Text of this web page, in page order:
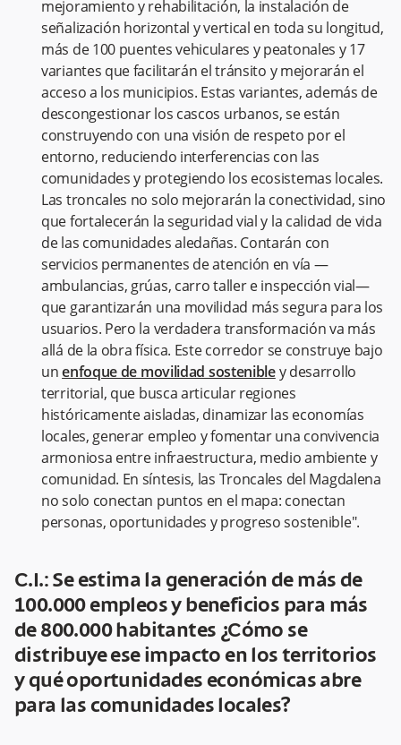
mejoramiento y rehabilitación, la instalación de
señalización horizontal y vertical en toda su longitud,
más de 100 puentes vehiculares y peatonales y 17
variantes que facilitarán el tránsito y mejorarán el
acceso a los municipios. Estas variantes, además de
descongestionar los cascos urbanos, se están
construyendo con una visión de respeto por el
entorno, reduciendo interferencias con las
comunidades y protegiendo los ecosistemas locales.
Las troncales no solo mejorarán la conectividad, sino
que fortalecerán la seguridad vial y la calidad de vida
de las comunidades aledañas. Contarán con
servicios permanentes de atención en vía —
ambulancias, grúas, carro taller e inspección vial—
que garantizarán una movilidad más segura para los
usuarios. Pero la verdadera transformación va más
allá de la obra física. Este corredor se construye bajo
unenfoque de movilidad sostenibley desarrollo
territorial, que busca articular regiones
históricamente aisladas, dinamizar las economías
locales, generar empleo y fomentar una convivencia
armoniosa entre infraestructura, medio ambiente y
comunidad. En síntesis, las Troncales del Magdalena
no solo conectan puntos en el mapa: conectan
personas, oportunidades y progreso sostenible".
C.I.: Se estima la generación de más de
100.000 empleos y beneficios para más
de 800.000 habitantes ¿Cómo se
distribuye ese impacto en los territorios
y qué oportunidades económicas abre
para las comunidades locales?